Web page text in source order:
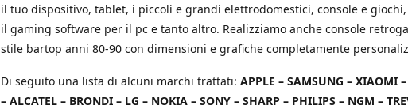
il tuo dispositivo, tablet, i piccoli e grandi elettrodomestici, console e
il gaming software per il pc e tanto altro. Realizziamo anche console
stile bartop anni 80-90 con dimensioni e grafiche completamente
Di seguito una lista di alcuni marchi trattati: APPLE – SAMSUNG – XIAOMI
– ALCATEL – BRONDI – LG – NOKIA – SONY – SHARP – PHILIPS – NGM –